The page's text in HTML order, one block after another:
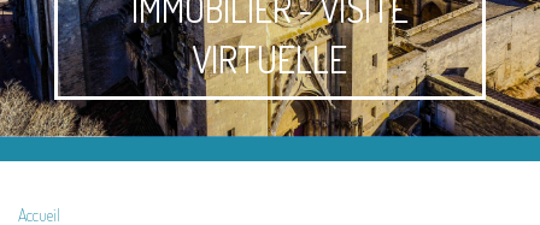
VIRTUELLE
Accueil